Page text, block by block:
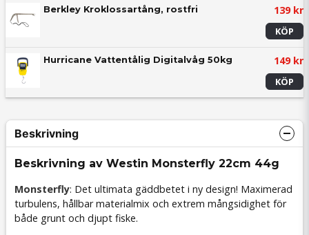
Berkley Kroklossartång, rostfri 139 kr
KÖP
Hurricane Vattentålig Digitalvåg 50kg 149 kr
KÖP
Beskrivning
Beskrivning av Westin Monsterfly 22cm 44g
Monsterfly: Det ultimata gäddbetet i ny design! Maximerad
turbulens, hållbar materialmix och extrem mångsidighet för
både grunt och djupt fiske.